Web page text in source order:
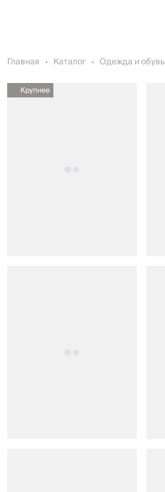
Главная Каталог Одежда и обувь
Крупнее